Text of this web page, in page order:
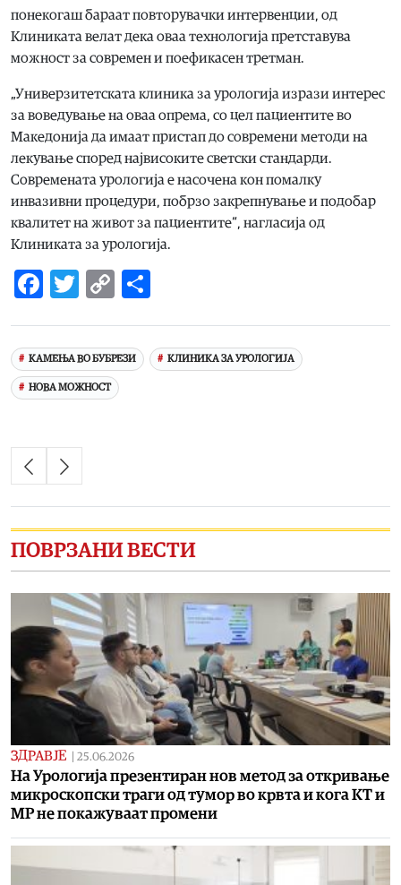
понекогаш бараат повторувачки интервенции, од
Клиниката велат дека оваа технологија претставува
можност за современ и поефикасен третман.
„Универзитетската клиника за урологија изрази интерес
за воведување на оваа опрема, со цел пациентите во
Македонија да имаат пристап до современи методи на
лекување според највисоките светски стандарди.
Современата урологија е насочена кон помалку
инвазивни процедури, побрзо закрепнување и подобар
квалитет на живот за пациентите“, нагласија од
Клиниката за урологија.
Facebook
Twitter
Copy
КАМЕЊА ВО БУБРЕЗИ КЛИНИКА ЗА УРОЛОГИЈА
НОВА МОЖНОСТ
ПОВРЗАНИ ВЕСТИ
ЗДРАВЈЕ 25.06.2026
На Урологија презентиран нов метод за откривање
микроскопски траги од тумор во крвта и кога КТ и
МР не покажуваат промени